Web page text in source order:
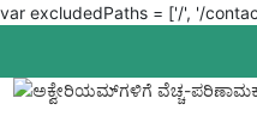
var excludedPaths = ['/', '/